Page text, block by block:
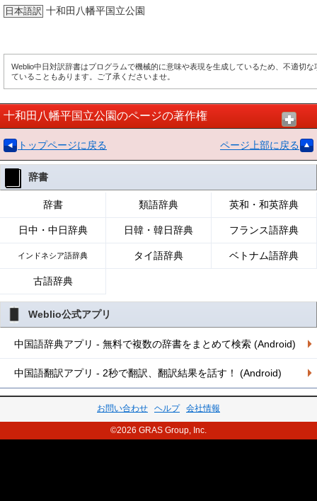
日本語訳 十和田八幡平国立公園
Weblio中日対訳辞書はプログラムで機械的に意味や表現を生成しているため、不適切な
ていることもあります。ご了承くださいませ。
十和田八幡平国立公園のページの著作権
トップページに戻る ページ上部に戻る
辞書
辞書 類語辞典 英和・和英辞典
日中・中日辞典 日韓・韓日辞典 フランス語辞典
インドネシア語辞典 タイ語辞典 ベトナム語辞典
古語辞典
Weblio公式アプリ
中国語辞典アプリ - 無料で複数の辞書をまとめて検索 (Android)
中国語翻訳アプリ - 2秒で翻訳、翻訳結果を話す！ (Android)
お問い合わせ ヘルプ 会社情報
©2026 GRAS Group, Inc.